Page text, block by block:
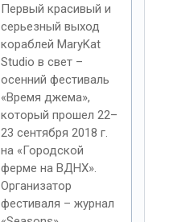
Первый красивый и
серьезный выход
кораблей MaryKat
Studio в свет –
осенний фестиваль
«Время джема»,
который прошел 22–
23 сентября 2018 г.
на «Городской
ферме на ВДНХ».
Организатор
фестиваля – журнал